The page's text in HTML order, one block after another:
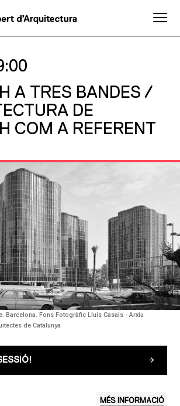
A TRES BANDES /
DE
COM A REFERENT
Barcelona. Fons Fotogràfic Lluís Casals - Arxiu
de Catalunya
MÉS INFORMACIÓ